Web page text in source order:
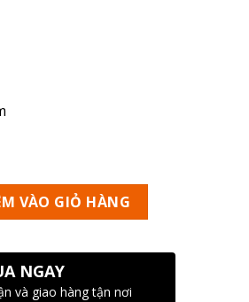
VÀO GIỎ HÀNG
NGAY
và giao hàng tận nơi